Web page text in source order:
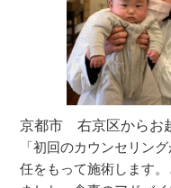
京都市 右京区からお
「初回のカウンセリン
任をもって施術します